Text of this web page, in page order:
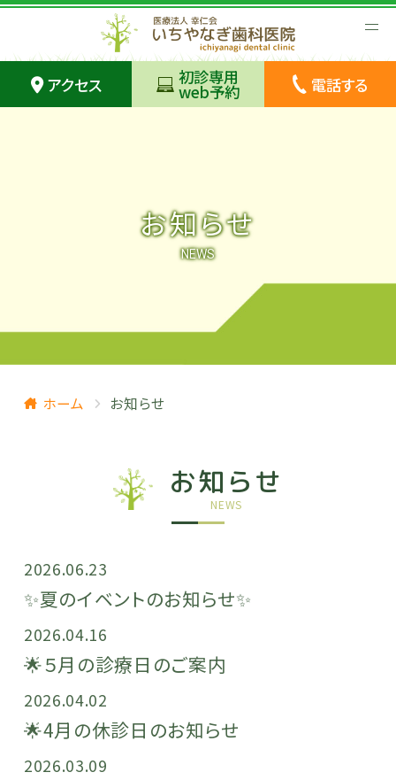
アクセス 初診専用
web予約 電話する
お知らせ
NEWS
ホーム お知らせ
お知らせ
NEWS
2026.06.23
✨️夏のイベントのお知らせ✨
2026.04.16
🌟５月の診療日のご案内
2026.04.02
🌟4月の休診日のお知らせ
2026.03.09